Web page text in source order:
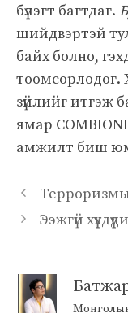
бүлэгт багтдаг.
шийдвэртэй
байх болно,
тоомсорлодог.
зүйлийг итгэж
ямар
амжилт биш
Ээжгүй
Монголын